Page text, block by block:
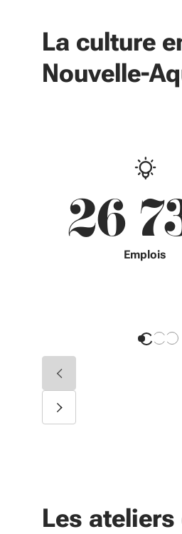
La culture
Nouvelle-
Diapositive précédente
26Emplois
Diapositive suivante
Les ateliers